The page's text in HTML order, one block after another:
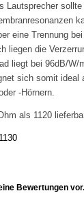
Lautsprecher
eine Trennung
liegen die
liegt bei 96dB/W/
sich somit
-Hörnern.
als 1120
Bewertungen vor.